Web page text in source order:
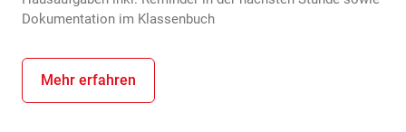
Dokumentation im Klassenbuch
Mehr erfahren